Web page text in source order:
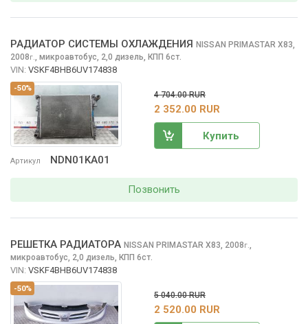
-50%
Артикул NDN01KA01
РАДИАТОР СИСТЕМЫ ОХЛАЖДЕНИЯ NISSAN PRIMASTAR X83,
2008г., микроавтобус, 2,0 дизель, КПП 6ст.
VIN: VSKF4BHB6UV174838
4 704.00 RUR
2 352.00 RUR
Купить
Позвонить
-50%
РЕШЕТКА РАДИАТОРА NISSAN PRIMASTAR X83, 2008г.
микроавтобус, 2,0 дизель, КПП 6ст.
VIN: VSKF4BHB6UV174838
5 040.00 RUR
2 520.00 RUR